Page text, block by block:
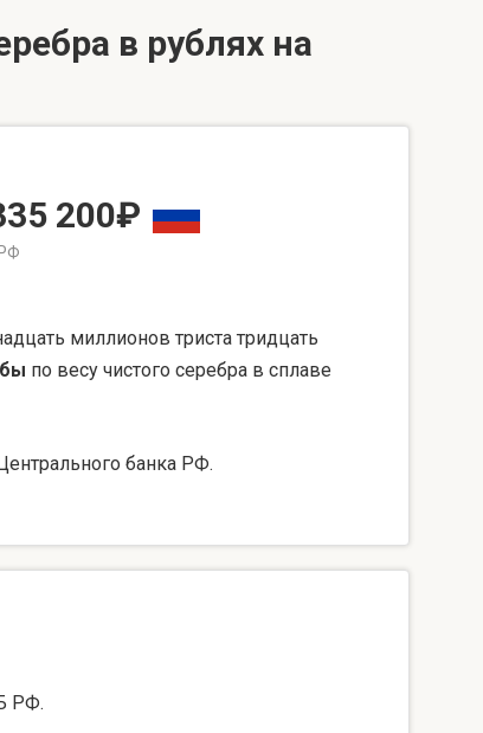
в рублях на
200₽
миллионов триста тридцать
по весу чистого серебра в сплаве
банка РФ.
РФ.